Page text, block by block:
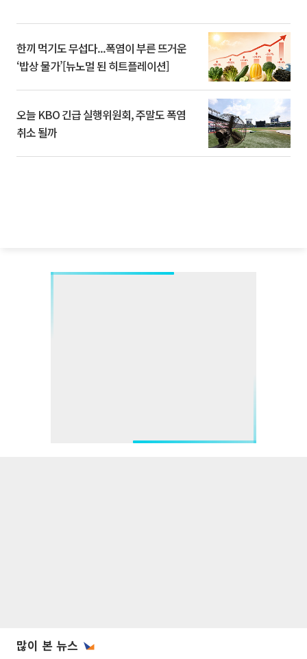
한끼 먹기도 무섭다...폭염이 부른 뜨거운
‘밥상 물가’[뉴노멀 된 히트플레이션]
오늘 KBO 긴급 실행위원회, 주말도 폭염
취소 될까
많이 본 뉴스